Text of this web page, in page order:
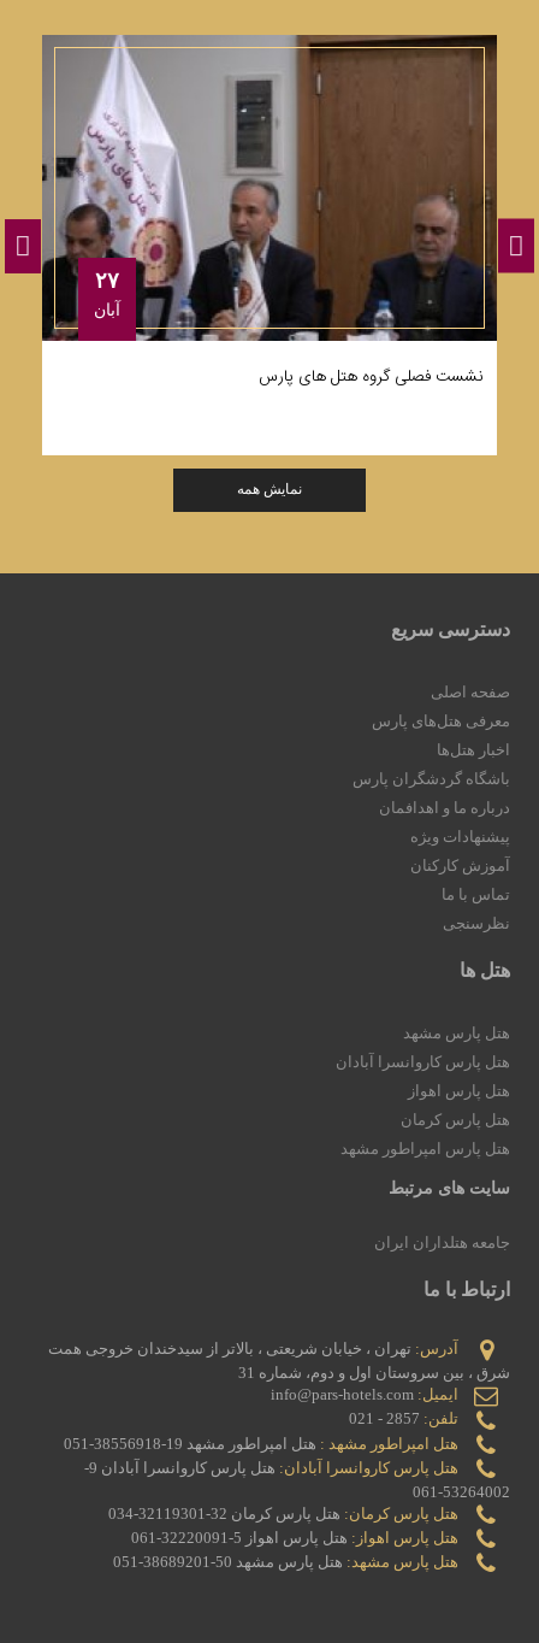
۲۷
آبان
نشست فصلی گروه هتل های پارس
نمایش همه
دسترسی سریع
صفحه اصلی
معرفی هتل‌های پارس
اخبار هتل‌ها
باشگاه گردشگران پارس
درباره ما و اهدافمان
پیشنهادات ویژه
آموزش کارکنان
تماس با ما
نظرسنجی
هتل ها
هتل پارس مشهد
هتل پارس کاروانسرا آبادان
هتل پارس اهواز
هتل پارس کرمان
هتل پارس امپراطور مشهد
سایت های مرتبط
جامعه هتلداران ایران
ارتباط با ما
آدرس: تهران ، خیابان شریعتی ، بالاتر از سیدخندان خروجی همت
شرق ، بین سروستان اول و دوم، شماره 31
ایمیل:
تلفن:
هتل امپراطور مشهد : هتل امپراطور مشهد 19-38556918-051
هتل پارس کاروانسرا آبادان:
هتل پارس کاروانسرا آبادان 9-
53264002-061
هتل پارس کرمان: هتل پارس کرمان 32-32119301-034
هتل پارس اهواز: هتل پارس اهواز 5-32220091-061
هتل پارس مشهد: هتل پارس مشهد 50-38689201-051